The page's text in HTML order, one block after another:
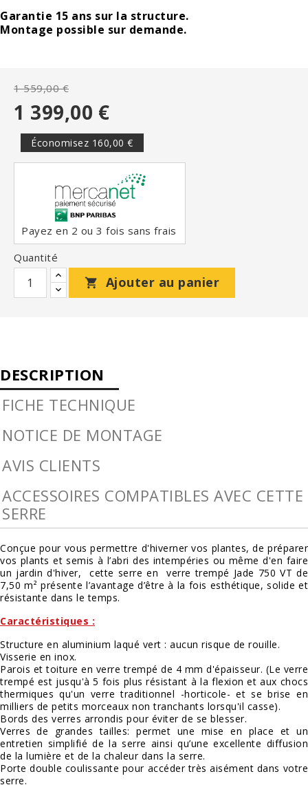
Garantie 15 ans sur la structure.
Montage possible sur demande.
1 559,00 €
1 399,00 €
Économisez 160,00 €
Payez en 2 ou 3 fois sans frais
Quantité

Ajouter au panier
DESCRIPTION
FICHE TECHNIQUE
NOTICE DE MONTAGE
AVIS CLIENTS
ACCESSOIRES COMPATIBLES AVEC CETTE
SERRE
Conçue pour vous permettre d'hiverner vos plantes, de préparer
vos plants et semis à l’abri des intempéries ou même d'en faire
un jardin d'hiver, cette serre en verre trempé Jade 750 VT de
7,50 m² présente l’avantage d’être à la fois esthétique, solide et
résistante dans le temps.
Caractéristiques :
Structure en aluminium laqué vert : aucun risque de rouille.
Visserie en inox.
Parois et toiture en verre trempé de 4 mm d'épaisseur. (Le verre
trempé est jusqu'à 5 fois plus résistant à la flexion et aux chocs
thermiques qu'un verre traditionnel -horticole- et se brise en
milliers de petits morceaux non tranchants lorsqu'il casse).
Bords des verres arrondis pour éviter de se blesser.
Verres de grandes tailles: permet une mise en place et un
entretien simplifié de la serre ainsi qu’une excellente diffusion
de la lumière et de la chaleur dans la serre.
Porte double coulissante pour accéder très aisément dans votre
serre.